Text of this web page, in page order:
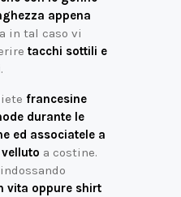
appena
in tal caso vi
tacchi sottili e
.
francesine
durante le
ed associatele a
a costine.
vita oppure shirt